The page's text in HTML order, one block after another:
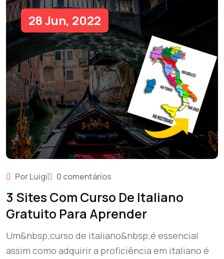
28 Jun, 2022
Por Luigi 0 comentários
3 Sites Com Curso De Italiano
Gratuito Para Aprender
Um&nbsp;curso de italiano&nbsp;é essencial
assim como adquirir a proficiência em italiano é